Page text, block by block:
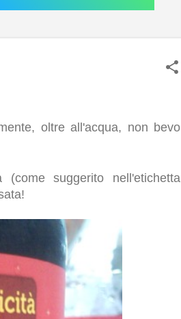
oltre all'acqua, non bevo
suggerito nell'etichetta